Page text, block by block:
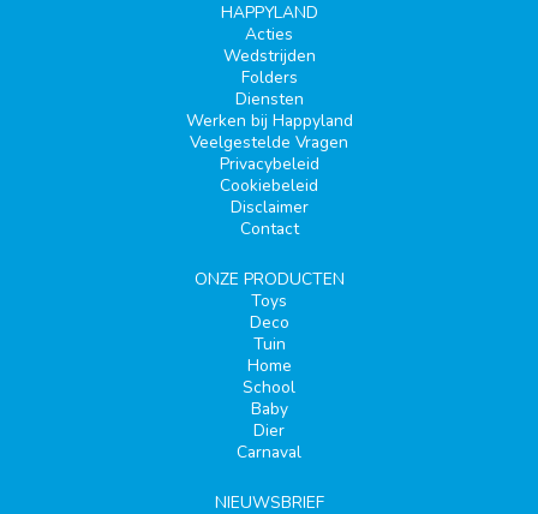
HAPPYLAND
Acties
Wedstrijden
Folders
Diensten
Werken bij Happyland
Veelgestelde Vragen
Privacybeleid
Cookiebeleid
Disclaimer
Contact
ONZE PRODUCTEN
Toys
Deco
Tuin
Home
School
Baby
Dier
Carnaval
NIEUWSBRIEF